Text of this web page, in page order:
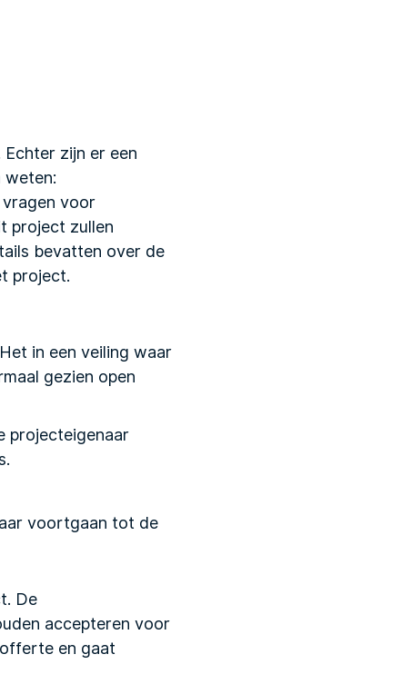
zijn er een
weten:
voor
project zullen
bevatten over de
project.
in een veiling waar
gezien open
projecteigenaar
voortgaan tot de
De
accepteren voor
en gaat